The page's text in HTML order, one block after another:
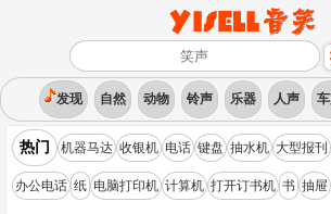
发现 自然 动物 铃声 乐器 人声
热门 机器马达 收银机 电话 键盘 抽水机 大型报刊
办公电话 纸 电脑打印机 计算机 打开订书机 书 抽屉